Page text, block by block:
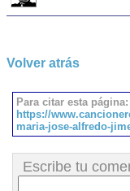
Volver atrás
Para citar esta página:
https://
maria-jose-alfredo-
Escribe tu